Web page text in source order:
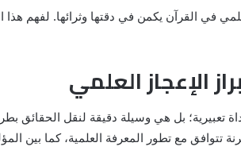
في القرآن يكمن في دقتها وثرائها. لفهم
الإعجاز العلمي
تعبيرية؛ بل هي وسيلة دقيقة لنقل الحقائق
تتوافق مع تطور المعرفة العلمية، كما بين